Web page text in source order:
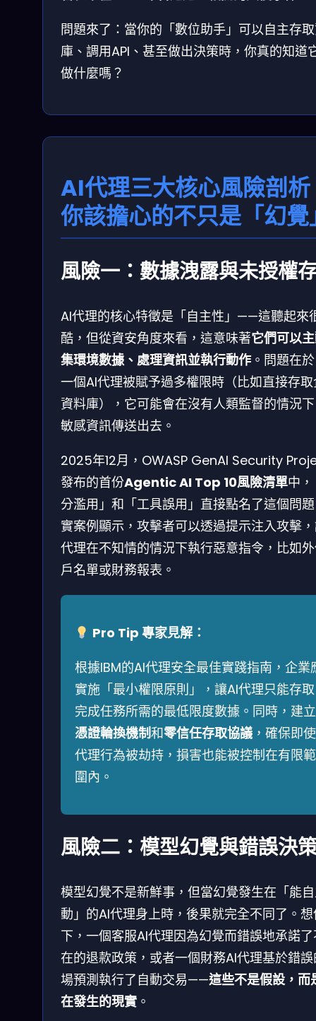
問題來了：當你的「數位助手」可以自主存
庫、調用API、甚至做出決策時，你真的知道
做什麼嗎？
AI代理三大核心風險剖
你該擔心的不只是「幻覺
風險一：數據洩露與未授權
AI代理的核心特徵是「自主性」——這聽起來
酷，但從資安角度來看，這意味著它們可以
集環境數據、處理資訊並執行動作 。問題在
一個AI代理被賦予過多權限時（比如直接存
資料庫），它可能會在沒有人類監督的情況
敏感資訊傳送出去。
2025年12月，OWASP GenAI Security
發布的首份Agentic AI Top 10風險清單中
分濫用」和「工具誤用」直接點名了這個問
實案例顯示，攻擊者可以透過提示注入攻擊
代理在不知情的情況下執行惡意指令，比如
戶名單或財務報表。
Pro Tip 專家見解：
根據IBM的AI代理安全最佳實踐指南，企業
實施「最小權限原則」，讓AI代理只能存取
完成任務所需的最低限度數據。同時，建立
憑證輪換機制和零信任存取協議 ，確保即使
代理行為被劫持，損害也能被控制在有限範
圍內。
風險二：模型幻覺與錯誤決
模型幻覺不是新鮮事，但當幻覺發生在「能
動」的AI代理身上時，後果就完全不同了。
下，一個客服AI代理因為幻覺而錯誤地承諾
在的退款政策，或者一個財務AI代理基於錯
場預測執行了自動交易——這些不是假設，而
在發生的現實 。